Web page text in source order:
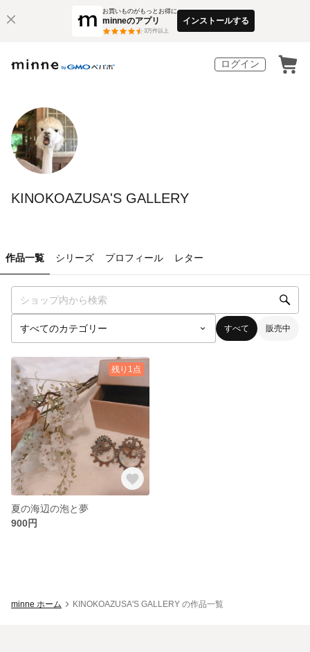
お買いものがもっとお得に
minneのアプリ
3万件以上
インストールする
ログイン
KINOKOAZUSA'S GALLERY
作品一覧 シリーズ プロフィール レター
すべて 販売中
残り1点
夏の海辺の泡と夢
900円
minne ホーム KINOKOAZUSA'S GALLERY の作品一覧